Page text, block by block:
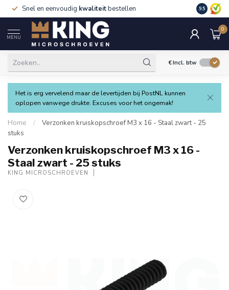
Snel en eenvoudig kwaliteitbestellen 9.5
MENU
0
€Incl. btw
Het is erg vervelend maar de levertijden bij PostNL kunnen
oplopen vanwege drukte. Excuses voor het ongemak!
Home /
Verzonken kruiskopschroef M3 x 16 - Staal zwart - 25
stuks
Verzonken kruiskopschroef M3 x 16 -
Staal zwart - 25 stuks
KING MICROSCHROEVEN